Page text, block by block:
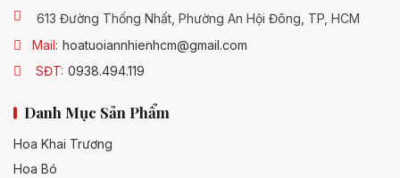
613 Đường Thống Nhất, Phường An Hội Đông, TP, HCM
Mail: hoatuoiannhienhcm@gmail.com
SĐT: 0938.494.119
Danh Mục Sản Phẩm
Hoa Khai Trương
Hoa Bó